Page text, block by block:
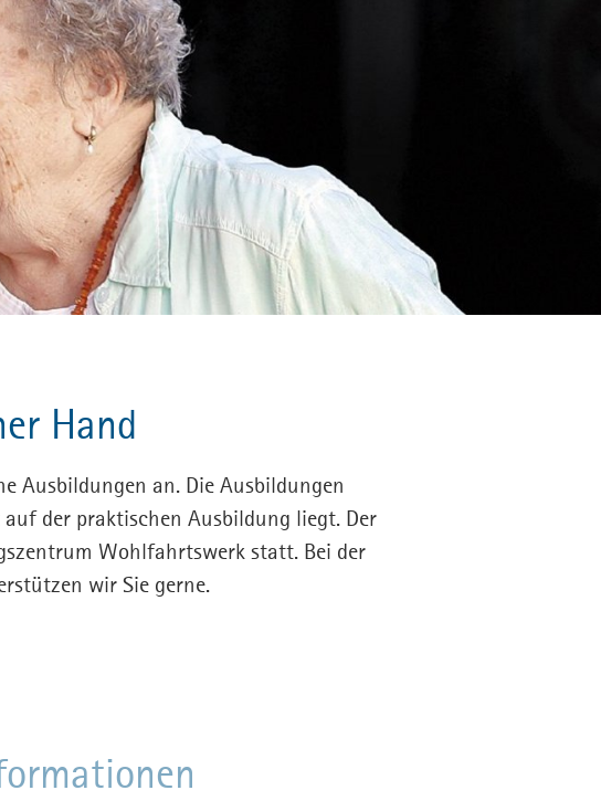
Hand
Ausbildungen an. Die Ausbildungen
der praktischen Ausbildung liegt. Der
Wohlfahrtswerk statt. Bei der
wir Sie gerne.